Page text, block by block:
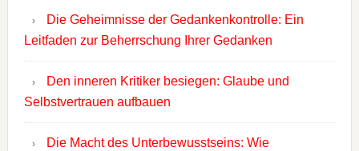
Die Geheimnisse der Gedankenkontrolle: Ein
Leitfaden zur Beherrschung Ihrer Gedanken
Den inneren Kritiker besiegen: Glaube und
Selbstvertrauen aufbauen
Die Macht des Unterbewusstseins: Wie